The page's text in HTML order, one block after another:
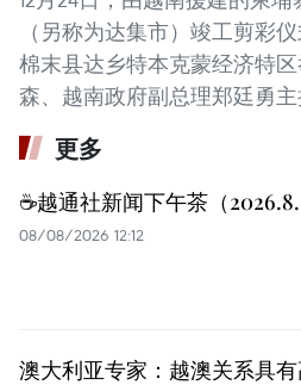
（另称为达集市）竣工剪彩
棉末县达乡特本克蒙经济特
森、越南政府副总理郑廷勇主
更多
☕️越通社新闻下午茶（
08/08/2026 12:12
澳大利亚专家：越澳关系具